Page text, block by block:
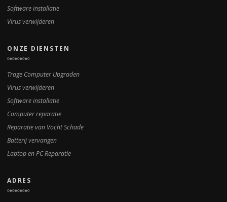
Software installatie
Virus verwijderen
ONZE DIENSTEN
Trage Computer Upgraden
Virus verwijderen
Software installatie
Computer reparatie
Reparatie van Vocht Schade
Batterij vervangen
Laptop en PC Reparatie
ADRES